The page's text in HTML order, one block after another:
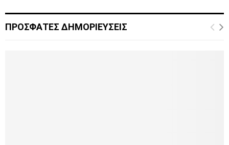
ΠΡΟΣΦΑΤΕΣ ΔΗΜΟΡΙΕΥΣΕΙΣ